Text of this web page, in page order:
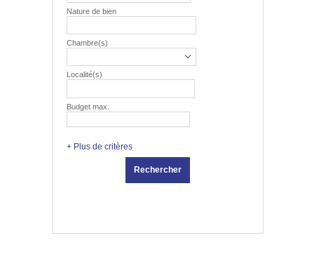
Nature de bien
Chambre(s)
Localité(s)
Budget max.
+ Plus de critères
Rechercher